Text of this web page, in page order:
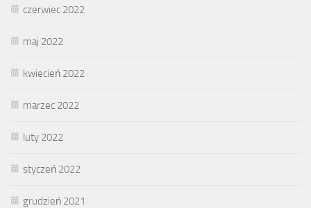
czerwiec 2022
maj 2022
kwiecień 2022
marzec 2022
luty 2022
styczeń 2022
grudzień 2021